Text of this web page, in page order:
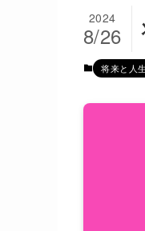
2024
8/26
将来と人